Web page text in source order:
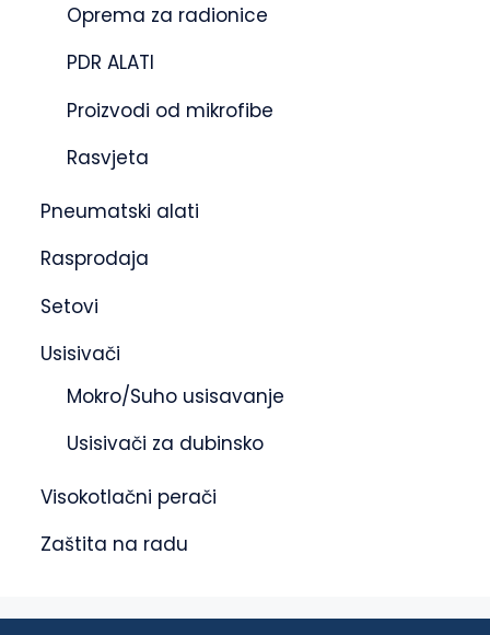
Oprema za radionice
PDR ALATI
Proizvodi od mikrofibe
Rasvjeta
Pneumatski alati
Rasprodaja
Setovi
Usisivači
Mokro/Suho usisavanje
Usisivači za dubinsko
Visokotlačni perači
Zaštita na radu